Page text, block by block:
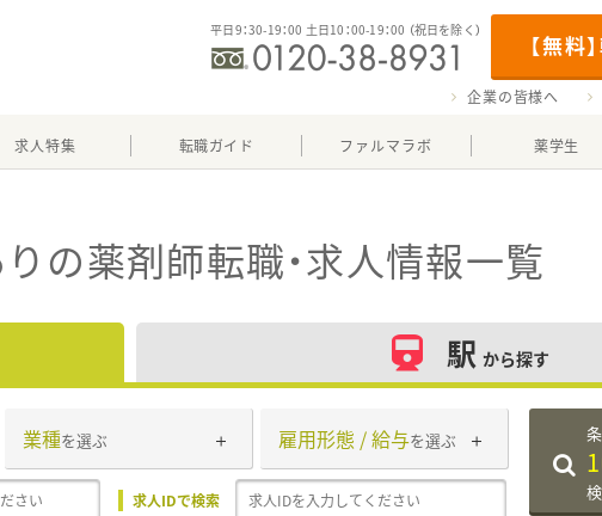
【無料
平日9：30-19：00 土日10：00-19：00 （祝日を除く）
企業の皆様へ
求人特集 転職ガイド ファルマラボ 薬学生
の薬剤師転職・求人情報一覧
駅 から探す
業種を選ぶ 雇用形態 / 給与を選ぶ
求人IDで検索